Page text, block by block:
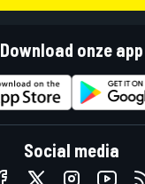
Download onze app
Social media